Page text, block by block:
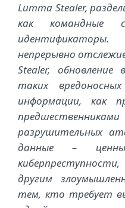
Lumma Stealer,
как командные
непрерывно
Stealer, обновление
таких
информации, как
разрушительных
данные –
другим
тем, кто требует